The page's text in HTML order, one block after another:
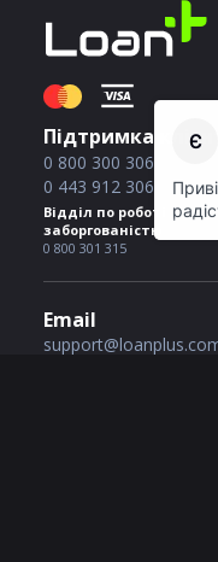
Підтримка
0 800 300 306
0 443 912 306
Відділ по роботі з
заборгованістю
0 800 301 315
Email